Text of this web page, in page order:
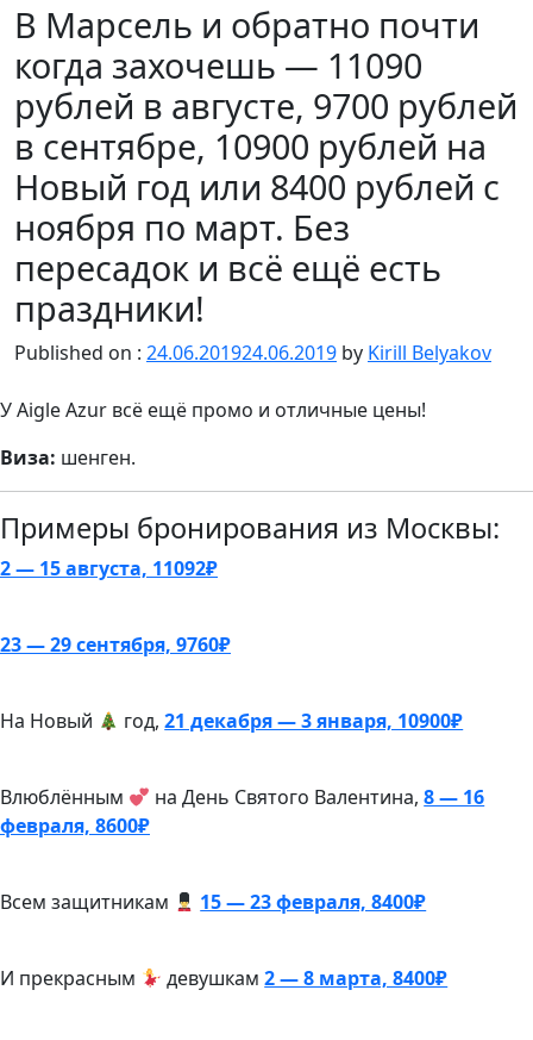
В Марсель и обратно почти
когда захочешь — 11090
рублей в августе, 9700 рублей
в сентябре, 10900 рублей на
Новый год или 8400 рублей с
ноября по март. Без
пересадок и всё ещё есть
праздники!
Published on : 24.06.201924.06.2019 by Kirill Belyakov
У Aigle Azur всё ещё промо и отличные цены!
Виза: шенген.
Примеры бронирования из Москвы:
2 — 15 августа, 11092₽
23 — 29 сентября, 9760₽
На Новый год,21 декабря — 3 января, 10900₽
Влюблённым на День Святого Валентина,8 — 16
февраля, 8600₽
Всем защитникам 15 — 23 февраля, 8400₽
И прекрасным девушкам2 — 8 марта, 8400₽